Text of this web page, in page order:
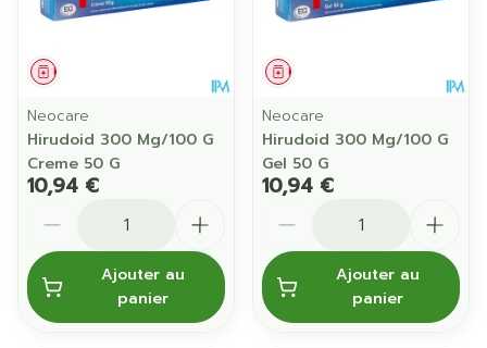
Médicament
Neocare
Hirudoid 300 Mg/100 G
Creme 50 G
10,94 €
Ajouter au
panier
Médicament
Neocare
Hirudoid 300 Mg/100 G
Gel 50 G
10,94 €
Ajouter au
panier